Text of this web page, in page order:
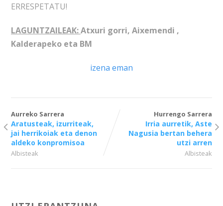
ERRESPETATU!
LAGUNTZAILEAK:Atxuri gorri, Aixemendi ,
Kalderapeko eta BM
izena eman
Aurreko Sarrera
Aratusteak, izurriteak,
jai herrikoiak eta denon
aldeko konpromisoa
Albisteak
Hurrengo Sarrera
Irria aurretik, Aste
Nagusia bertan behera
utzi arren
Albisteak